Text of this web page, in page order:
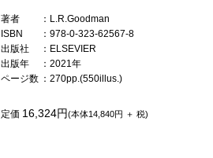
著者
：L.R.Goodman
ISBN
：978-0-323-62567-8
出版社
：ELSEVIER
出版年
：2021年
ページ数 ：270pp.(550illus.)
定価 16,324円(本体14,840円 ＋ 税)